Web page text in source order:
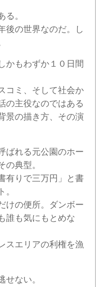
る。
後の世界なのだ。し
かもわずか１０日間
コミ、そして社会か
の主役なのではある
景の描き方、その演
ばれる元公園のホー
の典型。
有りで三万円」と書
けの便所。ダンボー
誰も気にもとめな
スエリアの利権を漁
せない。